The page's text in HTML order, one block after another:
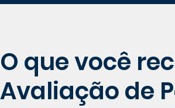
O que você
Avaliação de